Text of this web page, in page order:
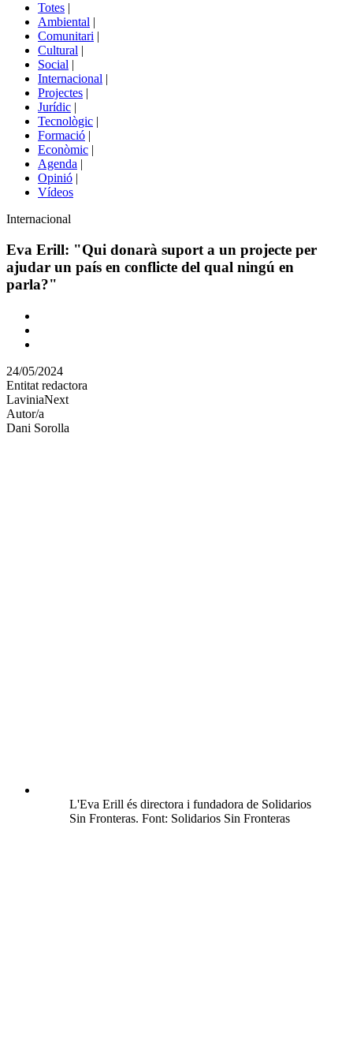
portals
Totes |
Ambiental |
Comunitari |
Cultural |
Social |
Internacional |
Projectes |
Jurídic |
Tecnològic |
Formació |
Econòmic |
Agenda |
Opinió |
Vídeos
Àmbit
la
notícia
Internacional
Eva Erill: "Qui donarà suport a un projecte per
ajudar un país en conflicte del qual ningú en
parla?"
Comparteix
altres
xarxes
socials
24/05/2024
Entitat redactora
LaviniaNext
Autor/a
Dani Sorolla
L'Eva Erill és directora i fundadora de Solidarios
Sin Fronteras. Font: Solidarios Sin Fronteras